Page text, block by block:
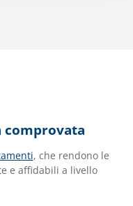
comprovata
, che rendono le
e affidabili a livello